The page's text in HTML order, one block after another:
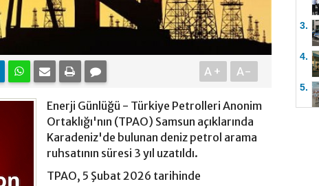
A+ A-
Enerji Günlüğü - Türkiye Petrolleri Anonim
Ortaklığı'nın (TPAO) Samsun açıklarında
Karadeniz'de bulunan deniz petrol arama
ruhsatının süresi 3 yıl uzatıldı.
TPAO, 5 Şubat 2026 tarihinde
3.
4.
5.